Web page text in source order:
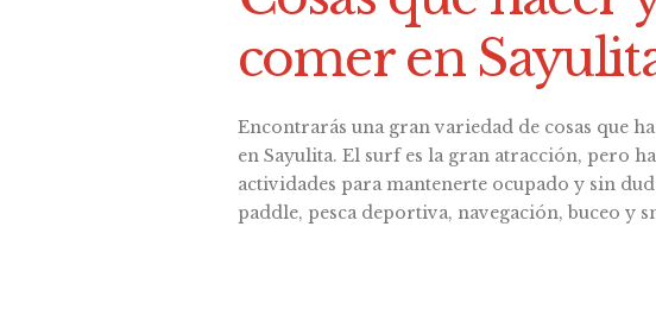
comer en
Encontrarás una gran variedad de cosas que
en Sayulita. El surf es la gran atracción, pero
actividades para mantenerte ocupado y sin
paddle, pesca deportiva, navegación, buceo y